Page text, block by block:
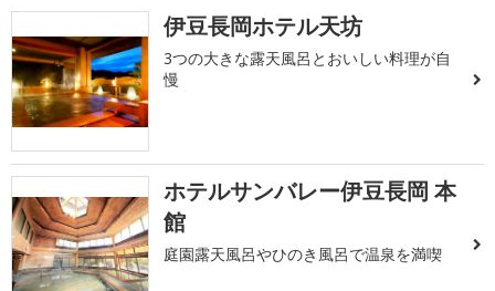
伊豆長岡ホテル天坊
3つの大きな露天風呂とおいしい料理が自
慢
ホテルサンバレー伊豆長岡 本
館
庭園露天風呂やひのき風呂で温泉を満喫